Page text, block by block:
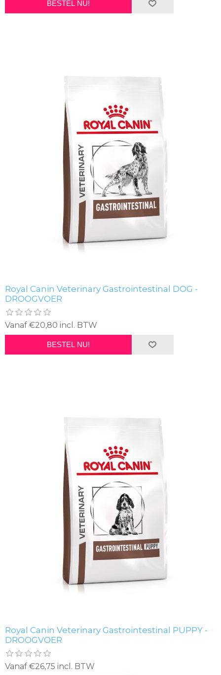
BESTEL NU!
Royal Canin Veterinary Gastrointestinal DOG -
DROOGVOER
Vanaf €20,80 incl. BTW
BESTEL NU!
Royal Canin Veterinary Gastrointestinal PUPPY -
DROOGVOER
Vanaf €26,75 incl. BTW